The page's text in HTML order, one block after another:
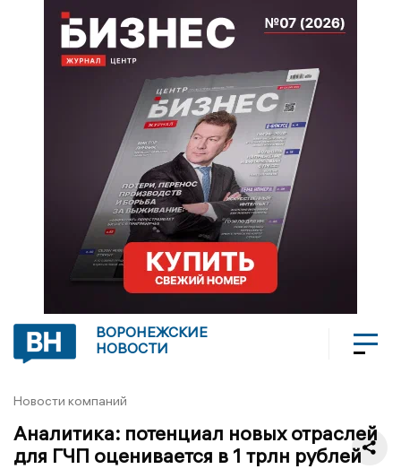
ВОРОНЕЖСКИЕ
НОВОСТИ
Новости компаний
Аналитика: потенциал новых отраслей
для ГЧП оценивается в 1 трлн рублей